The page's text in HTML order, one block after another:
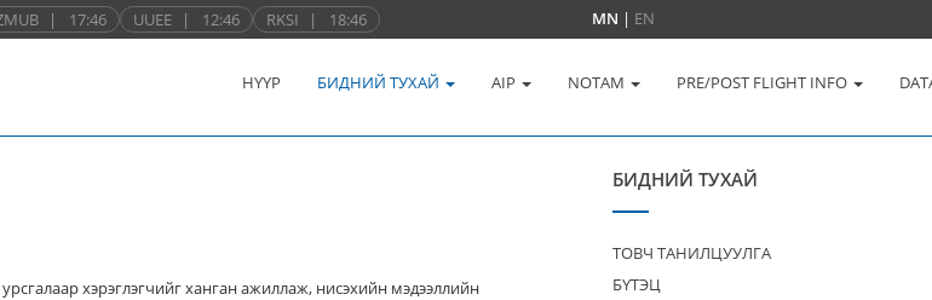
| 17:46 UUEE | 12:46 RKSI | 18:46 MN | EN
НҮҮР БИДНИЙ ТУХАЙ AIP NOTAM PRE/POST FLIGHT INFO
хэрэглэгчийг ханган ажиллаж, нисэхийн мэдээллийн
БИДНИЙ ТУХАЙ
ТОВЧ ТАНИЛЦУУЛГА
БҮТЭЦ